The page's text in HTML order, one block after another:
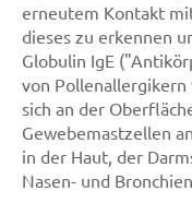
erneutem Kontakt
dieses zu erkennen
Globulin IgE
von
sich an der
Gewebemastzellen
in der Haut, der
Nasen- und